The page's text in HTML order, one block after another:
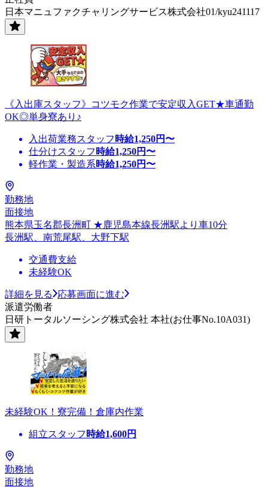
日本マニュファクチャリングサービス株式会社01/kyu241117
《入出庫スタッフ》コツモク作業で安定収入GET★車通勤
OK◎単身寮あり♪
入出荷業務スタッフ 時給1,250円〜
仕分けスタッフ 時給1,250円〜
軽作業・製造系時給1,250円〜
勤務地
面接地
熊本県玉名郡長洲町 ★鹿児島本線長洲駅より車10分
長洲駅、南荒尾駅、大野下駅
交通費支給
未経験OK
詳細を見る
応募画面に進む
派遣労働者
日研トータルソーシング株式会社 本社(お仕事No.10A031)
未経験OK！寮完備！倉庫内作業
組立スタッフ 時給1,600円
勤務地
面接地